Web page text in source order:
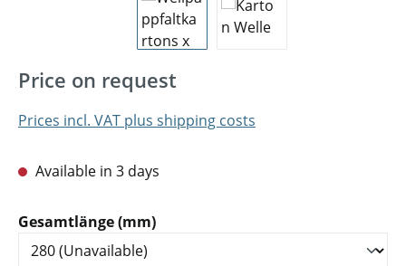
Price on request
Prices incl. VAT plus shipping costs
Available in 3 days
Select
Gesamtlänge (mm)